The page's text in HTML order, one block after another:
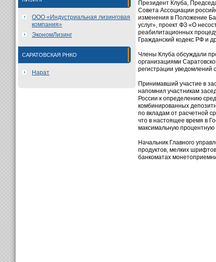
ООО «Индустриальная лизинговая
компания»
ЭкономЛизинг
САРАТОВСКАЯ РНКО
Нарат
Президент Клуба,
Совета Ассоциации
изменения в Положение
услуг», проект ФЗ «О
реабилитационных
Гражданский кодекс РФ и
Члены Клуба обсуждали
организациями
регистрации уведомлений
Принимавший участие в
напомнил участникам
России к определению
комбинированных
по вкладам от расчетной
что в настоящее время в
максимальную процентную
Начальник Главного
продуктов, мелких
банкоматах